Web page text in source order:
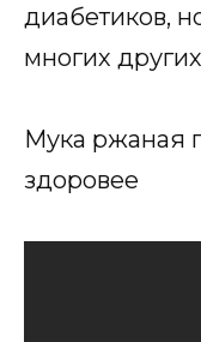
диабетиков,
многих
Мука ржаная
здоровее